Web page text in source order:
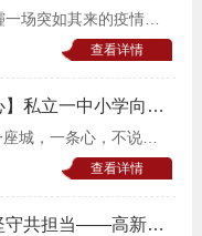
场突如其来的疫情，
并向我们袭来。在这突
，校领导统一部署，各
措并举、集中发力，全
查看详情
】私立一中小学向抗
！
城，一条心，不说晚
年1月6日，石家庄迎
这座城市也被按下暂停
志愿者披星戴月奔赴
查看详情
守共担当——高新区